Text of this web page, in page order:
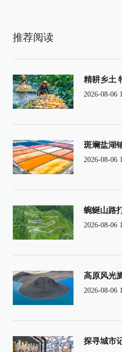
推荐阅读
精耕乡土
2026-08-06
斑斓盐湖
2026-08-06
蜿蜒山路
2026-08-06
高原风光
2026-08-06
探寻城市